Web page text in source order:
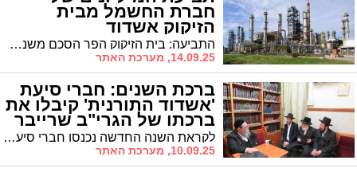
חברת החשמל מבית
הזיקוק אשדוד
התביעה: בית הזיקוק הפר הסכם משנת 2014 והפסיק לשלם עבור שירותי עגינה. על פי כתב האישום, בית הזיקוק הפחית בעצמו 2 מיליון שקל מהתשלום השנתי
14.09.25, מערכת האתר
ברכת השנים: חברי סיעת
'אשדוד התורנית' קיבלו את
ברכתו של הגרי"ב שרייבר
לקראת השנה החדשה נכנסו חברי סיעת אשדוד התורנית לקבלת ברכה ועצה מהגאון רבי בונם שרייבר שליט"א גאב"ד אשדוד
10.09.25, מערכת האתר